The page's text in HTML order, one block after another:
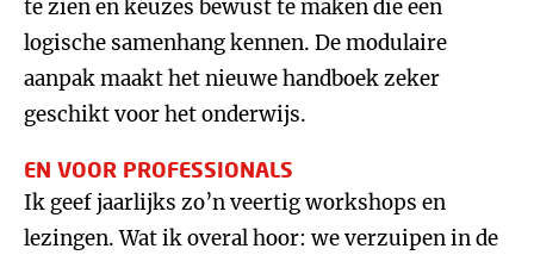
te zien en keuzes bewust te maken die een
logische samenhang kennen. De modulaire
aanpak maakt het nieuwe handboek zeker
geschikt voor het onderwijs.
EN VOOR PROFESSIONALS
Ik geef jaarlijks zo’n veertig workshops en
lezingen. Wat ik overal hoor: we verzuipen in de